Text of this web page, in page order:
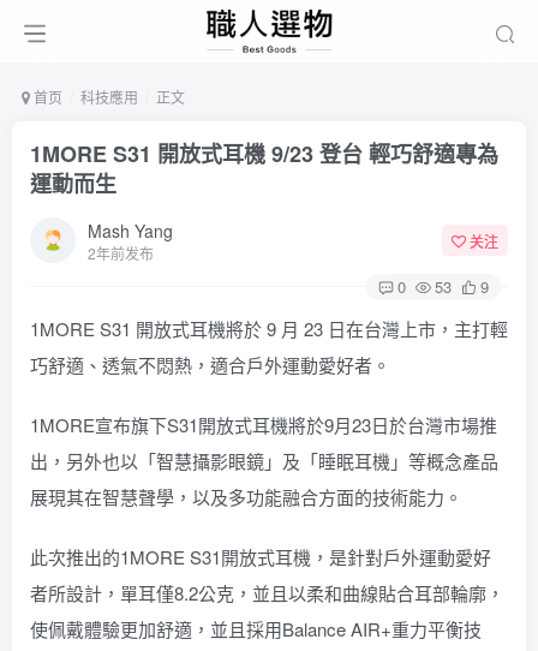
首页 科技應用 正文
1MORE S31 開放式耳機 9/23 登台 輕巧舒適專為
運動而生
Mash Yang
2年前发布
关注
0 53 9
1MORE S31 開放式耳機將於 9 月 23 日在台灣上市，主打輕
巧舒適、透氣不悶熱，適合戶外運動愛好者。
1MORE宣布旗下S31開放式耳機將於9月23日於台灣市場推
出，另外也以「智慧攝影眼鏡」及「睡眠耳機」等概念產品
展現其在智慧聲學，以及多功能融合方面的技術能力。
此次推出的1MORE S31開放式耳機，是針對戶外運動愛好
者所設計，單耳僅8.2公克，並且以柔和曲線貼合耳部輪廓，
使佩戴體驗更加舒適，並且採用Balance AIR+重力平衡技